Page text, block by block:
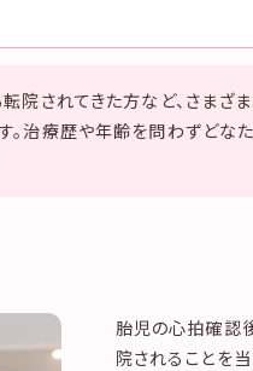
院されてきた方など、さま
。治療歴や年齢を問わずどな
胎児の心拍確認
院されることを